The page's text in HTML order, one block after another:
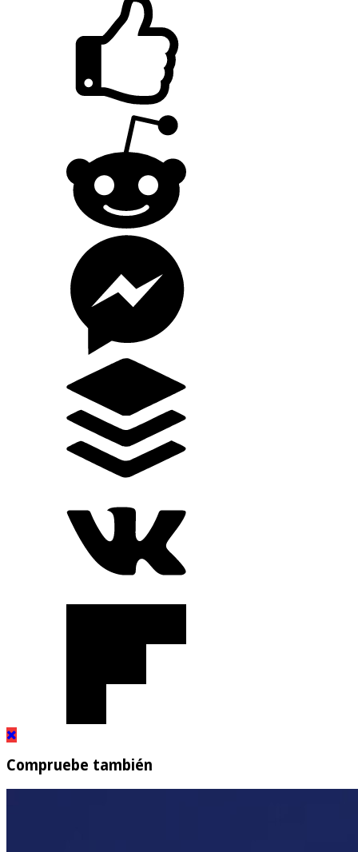
Compruebe también